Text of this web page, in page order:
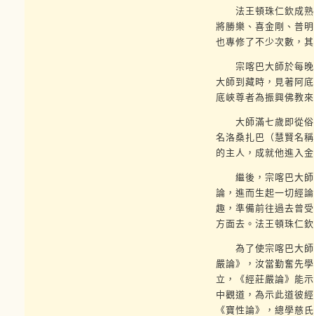
法王頓珠仁欽成熟
將勝樂、喜金剛、普
也專修了不少次數，
宗喀巴大師於每晚
大師到藏時，見著阿
底峽尊者為振興佛教
大師滿七歲即從俗
名洛桑扎巴（慧賢名
的主人，成就他進入
繼後，宗喀巴大師
論，進而生起一切經
趣，準備前往過去曾
方面去。法王頓珠仁
為了使宗喀巴大師
嚴論》，汝當勤奮先
立，《經莊嚴論》能
中觀道，為示此道彼
《寶性論》，總學慈